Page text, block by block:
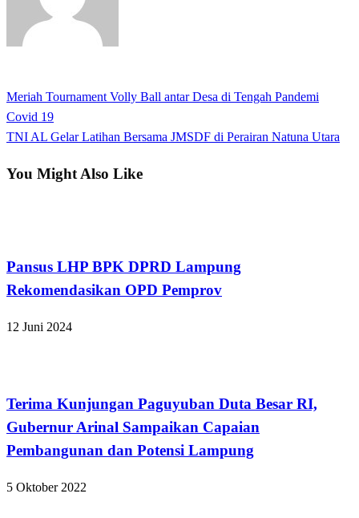
Navigasi
pos
Previous
Post
Meriah Tournament Volly Ball antar Desa di Tengah Pandemi
Covid 19
Next
TNI AL Gelar Latihan Bersama JMSDF di Perairan Natuna Utara
You Might Also Like
Pansus LHP BPK DPRD Lampung
Rekomendasikan OPD Pemprov
12 Juni 2024
Terima Kunjungan Paguyuban Duta Besar RI,
Gubernur Arinal Sampaikan Capaian
Pembangunan dan Potensi Lampung
5 Oktober 2022